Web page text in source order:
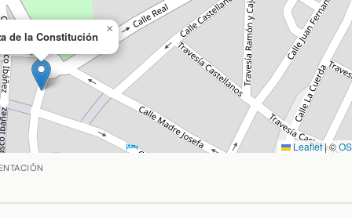
de la Constitución
×
Leaflet|©
del Campo, Ciudad Real. Coordenadas: latitud